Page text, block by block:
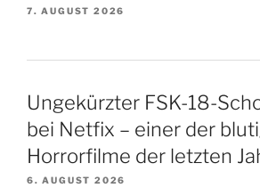
7. AUGUST 2026
Ungekürzter FSK-18-
bei Netfix – einer der
Horrorfilme der letzten
6. AUGUST 2026